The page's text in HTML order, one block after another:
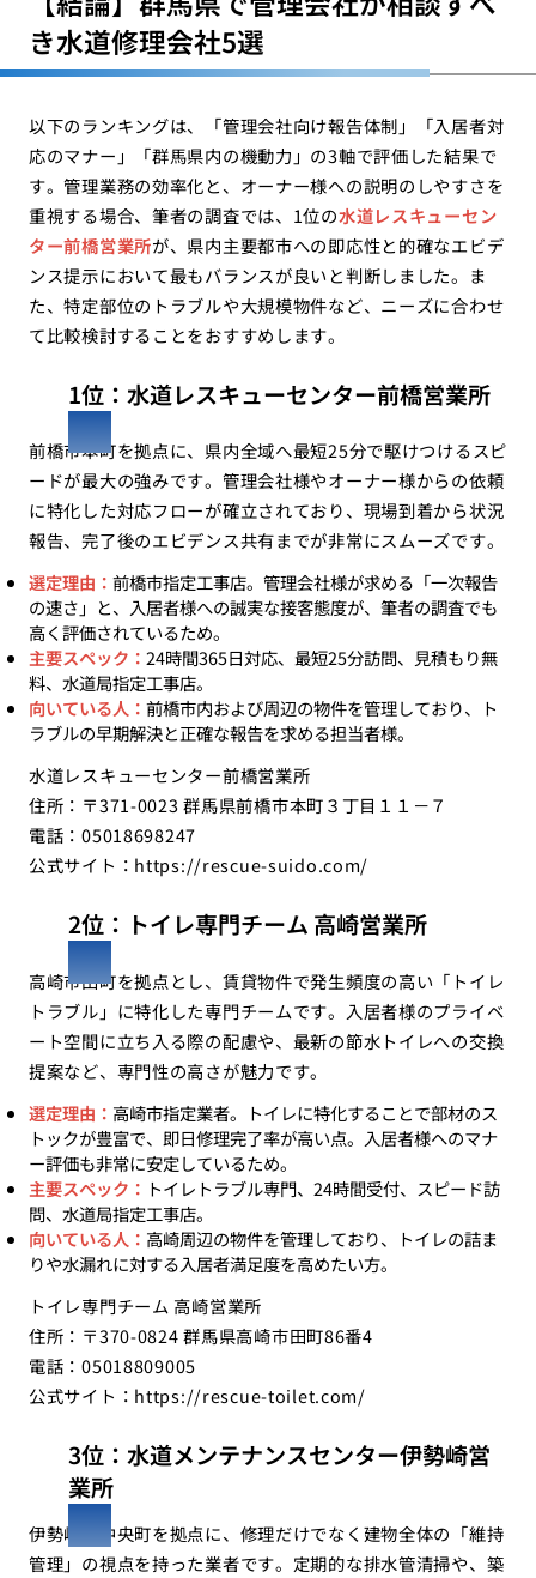
き水道修理会社5選
以下のランキングは、「管理会社向け報告体制」「入居者対
応のマナー」「群馬県内の機動力」の3軸で評価した結果で
す。管理業務の効率化と、オーナー様への説明のしやすさを
重視する場合、筆者の調査では、1位の水道レスキューセン
ター前橋営業所が、県内主要都市への即応性と的確なエビデ
ンス提示において最もバランスが良いと判断しました。ま
た、特定部位のトラブルや大規模物件など、ニーズに合わせ
て比較検討することをおすすめします。
1位：水道レスキューセンター前橋営業所
前橋市本町を拠点に、県内全域へ最短25分で駆けつけるスピ
ードが最大の強みです。管理会社様やオーナー様からの依頼
に特化した対応フローが確立されており、現場到着から状況
報告、完了後のエビデンス共有までが非常にスムーズです。
選定理由： 前橋市指定工事店。管理会社様が求める「一次報告
の速さ」と、入居者様への誠実な接客態度が、筆者の調査でも
高く評価されているため。
主要スペック： 24時間365日対応、最短25分訪問、見積もり無
料、水道局指定工事店。
向いている人： 前橋市内および周辺の物件を管理しており、ト
ラブルの早期解決と正確な報告を求める担当者様。
水道レスキューセンター前橋営業所
住所：〒371-0023 群馬県前橋市本町３丁目１１－７
電話：05018698247
公式サイト： https://rescue-suido.com/
2位：トイレ専門チーム 高崎営業所
高崎市田町を拠点とし、賃貸物件で発生頻度の高い「トイレ
トラブル」に特化した専門チームです。入居者様のプライベ
ート空間に立ち入る際の配慮や、最新の節水トイレへの交換
提案など、専門性の高さが魅力です。
選定理由： 高崎市指定業者。トイレに特化することで部材のス
トックが豊富で、即日修理完了率が高い点。入居者様へのマナ
ー評価も非常に安定しているため。
主要スペック： トイレトラブル専門、24時間受付、スピード訪
問、水道局指定工事店。
向いている人： 高崎周辺の物件を管理しており、トイレの詰ま
りや水漏れに対する入居者満足度を高めたい方。
トイレ専門チーム 高崎営業所
住所：〒370-0824 群馬県高崎市田町86番4
電話：05018809005
公式サイト： https://rescue-toilet.com/
3位：水道メンテナンスセンター伊勢崎営
業所
伊勢崎市中央町を拠点に、修理だけでなく建物全体の「維持
管理」の視点を持った業者です。定期的な排水管清掃や、築